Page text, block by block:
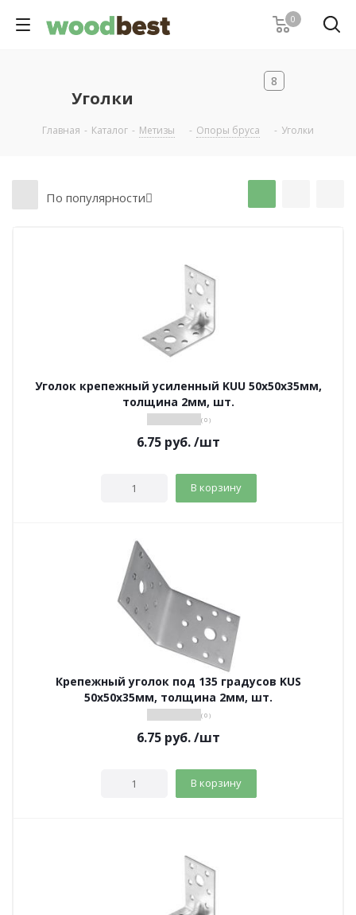
0
Уголки
8
Главная - Каталог - Метизы - Опоры бруса - Уголки
По популярности
Уголок крепежный усиленный KUU 50х50х35мм,
толщина 2мм, шт.
( 0 )
6.75 руб./шт
В корзину
Крепежный уголок под 135 градусов KUS
50х50х35мм, толщина 2мм, шт.
( 0 )
6.75 руб./шт
В корзину